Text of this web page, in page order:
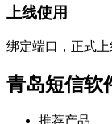
上线使用
绑定端口，正式上
青岛短信软
推荐产品